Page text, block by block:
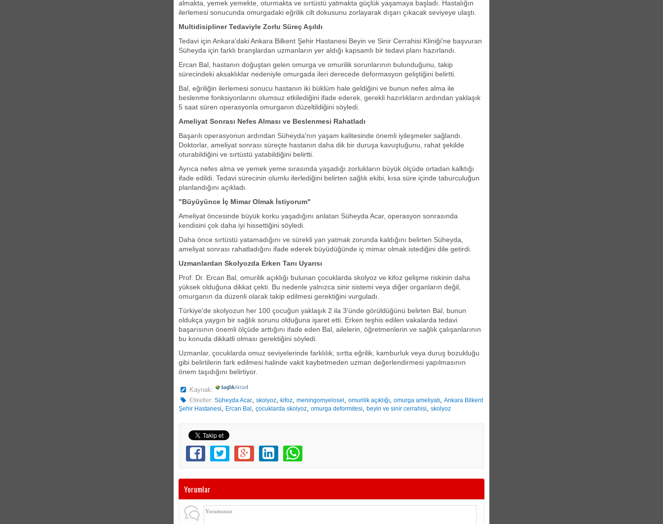
almakta, yemek yemekte, oturmakta ve sırtüstü yatmakta güçlük yaşamaya başladı. Hastalığın
ilerlemesi sonucunda omurgadaki eğrilik cilt dokusunu zorlayarak dışarı çıkacak seviyeye ulaştı.
Multidisipliner Tedaviyle Zorlu Süreç Aşıldı
Tedavi için Ankara'daki Ankara Bilkent Şehir Hastanesi Beyin ve Sinir Cerrahisi Kliniği'ne başvuran
Süheyda için farklı branşlardan uzmanların yer aldığı kapsamlı bir tedavi planı hazırlandı.
Ercan Bal, hastanın doğuştan gelen omurga ve omurilik sorunlarının bulunduğunu, takip
sürecindeki aksaklıklar nedeniyle omurgada ileri derecede deformasyon geliştiğini belirtti.
Bal, eğriliğin ilerlemesi sonucu hastanın iki büklüm hale geldiğini ve bunun nefes alma ile
beslenme fonksiyonlarını olumsuz etkilediğini ifade ederek, gerekli hazırlıkların ardından yaklaşık
5 saat süren operasyonla omurganın düzeltildiğini söyledi.
Ameliyat Sonrası Nefes Alması ve Beslenmesi Rahatladı
Başarılı operasyonun ardından Süheyda'nın yaşam kalitesinde önemli iyileşmeler sağlandı.
Doktorlar, ameliyat sonrası süreçte hastanın daha dik bir duruşa kavuştuğunu, rahat şekilde
oturabildiğini ve sırtüstü yatabildiğini belirtti.
Ayrıca nefes alma ve yemek yeme sırasında yaşadığı zorlukların büyük ölçüde ortadan kalktığı
ifade edildi. Tedavi sürecinin olumlu ilerlediğini belirten sağlık ekibi, kısa süre içinde taburculuğun
planlandığını açıkladı.
"Büyüyünce İç Mimar Olmak İstiyorum"
Ameliyat öncesinde büyük korku yaşadığını anlatan Süheyda Acar, operasyon sonrasında
kendisini çok daha iyi hissettiğini söyledi.
Daha önce sırtüstü yatamadığını ve sürekli yan yatmak zorunda kaldığını belirten Süheyda,
ameliyat sonrası rahatladığını ifade ederek büyüdüğünde iç mimar olmak istediğini dile getirdi.
Uzmanlardan Skolyozda Erken Tanı Uyarısı
Prof. Dr. Ercan Bal, omurilik açıklığı bulunan çocuklarda skolyoz ve kifoz gelişme riskinin daha
yüksek olduğuna dikkat çekti. Bu nedenle yalnızca sinir sistemi veya diğer organların değil,
omurganın da düzenli olarak takip edilmesi gerektiğini vurguladı.
Türkiye'de skolyozun her 100 çocuğun yaklaşık 2 ila 3'ünde görüldüğünü belirten Bal, bunun
oldukça yaygın bir sağlık sorunu olduğuna işaret etti. Erken teşhis edilen vakalarda tedavi
başarısının önemli ölçüde arttığını ifade eden Bal, ailelerin, öğretmenlerin ve sağlık çalışanlarının
bu konuda dikkatli olması gerektiğini söyledi.
Uzmanlar, çocuklarda omuz seviyelerinde farklılık, sırtta eğrilik, kamburluk veya duruş bozukluğu
gibi belirtilerin fark edilmesi halinde vakit kaybetmeden uzman değerlendirmesi yapılmasının
önem taşıdığını belirtiyor.
Kaynak:
Etiketler: Süheyda Acar,skolyoz,kifoz,meningomyelosel ,omurilik açıklığı,omurga ameliyatı,Ankara Bilkent
Şehir Hastanesi, Ercan Bal , çocuklarda skolyoz, omurga deformitesi, beyin ve sinir cerrahisi, skolyoz
Yorumlar